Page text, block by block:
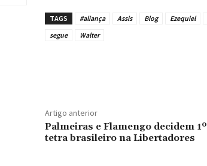
TAGS #aliança Assis Blog Ezequiel
segue
Walter
Artigo anterior
Palmeiras e Flamengo decidem 1º
tetra brasileiro na Libertadores